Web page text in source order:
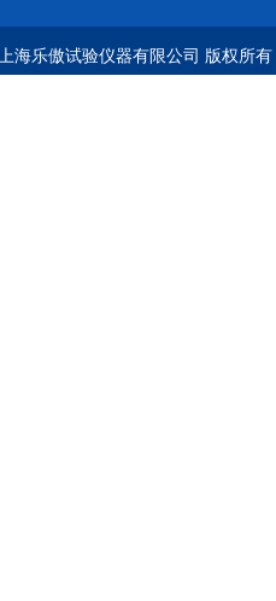
海乐傲试验仪器有限公司 版权所